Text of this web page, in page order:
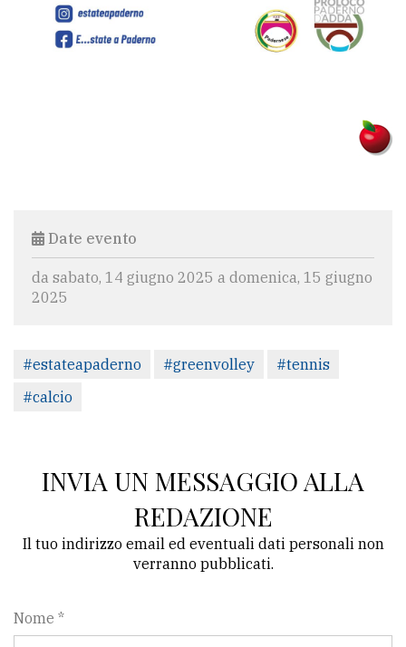
Date evento
da sabato, 14 giugno 2025 a domenica, 15 giugno
2025
#estateapaderno #greenvolley
#tennis
#calcio
INVIA UN MESSAGGIO ALLA
REDAZIONE
Il tuo indirizzo email ed eventuali dati personali non
verranno pubblicati.
Nome *